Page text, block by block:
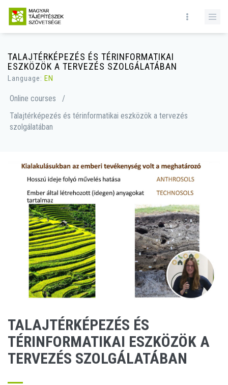
TALAJTÉRKÉPEZÉS ÉS TÉRINFORMATIKAI
ESZKÖZÖK A TERVEZÉS SZOLGÁLATÁBAN
Language: EN
Online courses
/
Talajtérképezés és térinformatikai eszközök a tervezés
szolgálatában
TALAJTÉRKÉPEZÉS ÉS
TÉRINFORMATIKAI ESZKÖZÖK A
TERVEZÉS SZOLGÁLATÁBAN